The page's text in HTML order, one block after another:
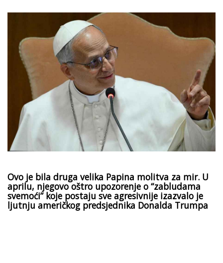
Ovo je bila druga velika Papina molitva za mir. U
aprilu, njegovo oštro upozorenje o “zabludama
svemoći” koje postaju sve agresivnije izazvalo je
ljutnju američkog predsjednika Donalda Trumpa